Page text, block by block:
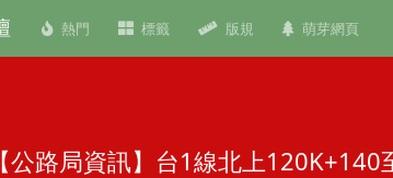
熱門 標籤 版規 萌芽網頁
【公路局資訊】台1線北上